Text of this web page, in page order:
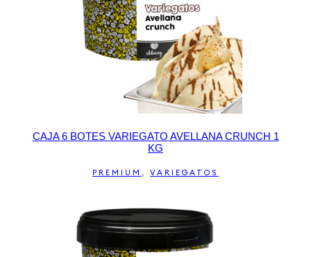
CAJA 6 BOTES VARIEGATO AVELLANA CRUNCH 1
KG
PREMIUM , VARIEGATOS